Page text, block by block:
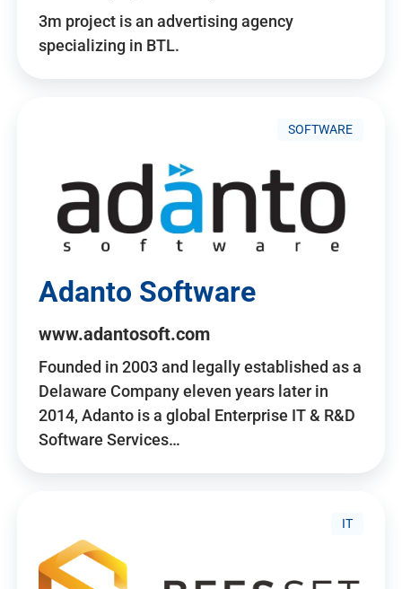
3m project is an advertising agency
specializing in BTL.
SOFTWARE
Adanto Software
www.adantosoft.com
Founded in 2003 and legally established as a
Delaware Company eleven years later in
2014, Adanto is a global Enterprise IT & R&D
Software Services…
IT